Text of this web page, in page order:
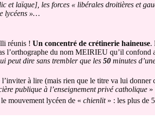
laïque], les forces « libérales droitières et
lycéens »…
réunis ! Un concentré de crétinerie haineuse.
l’orthographe du nom MEIRIEU qu’il confond
peut dire sans trembler que les 50minutes
à lire (mais rien que le titre va lui donner
publique à l’enseignement privé catholique»
mouvement lycéen de « chienlit» : les plus de